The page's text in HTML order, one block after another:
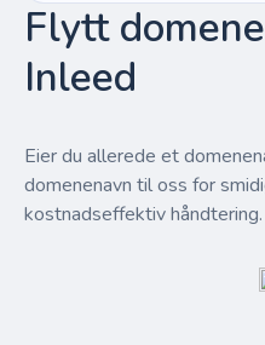
Flytt
Inleed
Eier du allerede et
domenenavn til oss for
kostnadseffektiv håndtering.